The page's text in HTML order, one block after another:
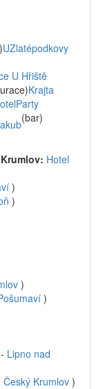
UZlatépodkovy
U Hřiště
Krajta
(bar)
Hotel
)
)
)
)
Lipno nad
Český Krumlov )